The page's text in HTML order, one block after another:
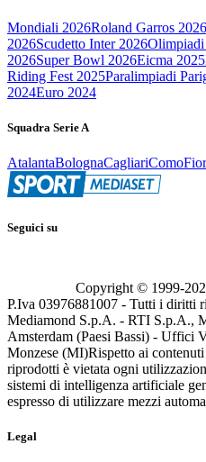
Mondiali 2026Roland Garros 2026
2026Scudetto Inter 2026
2026Super Bowl 2026Eicma 2025
Riding Fest 2025Paralimpiadi
2024Euro 2024
Squadra Serie A
AtalantaBolognaCagliariComo
Seguici su
Copyright © 1999-
P.Iva 03976881007 - Tutti i diritti
Mediamond S.p.A. - RTI S.p.A.,
Amsterdam (Paesi Bassi) - Uffici
Monzese (MI)Rispetto ai
riprodotti è vietata ogni
sistemi di intelligenza artificiale
espresso di utilizzare mezzi
Legal